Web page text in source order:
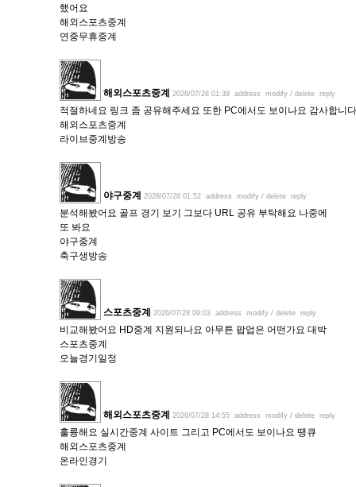
했어요
해외스포츠중계
연중무휴중계
해외스포츠중계 2026/07/28 01:39 address modify / delete reply
적절하네요 링크 좀 공유해주세요 또한 PC에서도 보이나요 감사합니다
해외스포츠중계
라이브중계방송
야구중계 2026/07/28 01:52 address modify / delete reply
분석해봤어요 골프 경기 보기 그보다 URL 공유 부탁해요 나중에
또 봐요
야구중계
축구생방송
스포츠중계 2026/07/28 09:03 address modify / delete reply
비교해봤어요 HD중계 지원되나요 아무튼 팝업은 어떤가요 대박
스포츠중계
오늘경기일정
해외스포츠중계 2026/07/28 14:55 address modify / delete reply
훌륭해요 실시간중계 사이트 그리고 PC에서도 보이나요 땡큐
해외스포츠중계
온라인경기